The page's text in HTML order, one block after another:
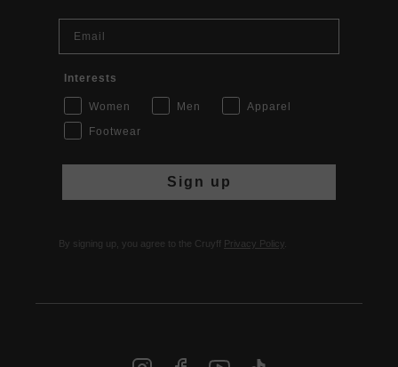
Email
Interests
Women Men
Apparel
Footwear
Sign up
By signing up, you agree to the Cruyff Privacy Policy